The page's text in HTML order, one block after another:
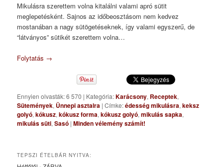
Mikulásra szerettem volna kitalálni valami apró sütit
meglepetésként. Sajnos az időbeosztásom nem kedvez
mostanában a nagy sütögetéseknek, így valami egyszerű, de
“látványos” sütikét szerettem volna…
Folytatás →
Ennyien olvasták: 6 570 | Kategória:Karácsony, Receptek,
Sütemények, Ünnepi asztalra |Címke:édesség mikulásra,keksz
golyó,kókusz,kókusz forma,kókusz golyó,mikulás sapka,
mikulás süti,Sasó |Minden vélemény számít!
TEPSZI ÉTELBÁR NYITVA: